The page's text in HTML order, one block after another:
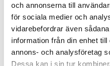
och annonserna till
för sociala medier och
vidarebefordrar även
information från din enhet
annons- och analysföretag
Dessa kan i sin tur
Leif och Pernilla
Vetlanda Friförsamling
Linda Bergling